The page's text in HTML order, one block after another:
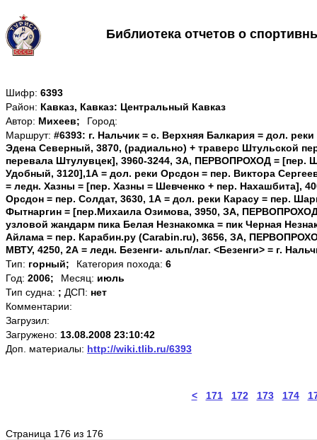
Библиотека отчетов о
Шифр: 6393
Район: Кавказ, Кавказ: Центральный Кавказ
Автор: Михеев;
Город:
Маршрут: #6393: г. Нальчик = с. Верхняя Балкария = дол.
Эдена Северный, 3870, (радиально) + траверс Штульской
перевала Штулувцек], 3960-3244, ЗА, ПЕРВОПРОХОД = [пер.
Удобный, 3120],1А = дол. реки Орсдон = пер. Виктора
= ледн. Хазны = [пер. Хазны = Шевченко + пер. Нахашбита],
Орсдон = пер. Солдат, 3630, 1А = дол. реки Карасу = пер.
Фытнаргин = [пер.Михаила Озимова, 3950, ЗА,
узловой жандарм пика Белая Незнакомка = пик Черная
Айлама = пер. Карабин.ру (Carabin.ru), 3656, ЗА,
МВТУ, 4250, 2А = ледн. Безенги- альп/лаг. <Безенги> = г.
Тип: горный; Категория похода: 6
Год: 2006; Месяц: июль
Тип судна: ; ДСП: нет
Комментарии:
Загрузил:
Загружено: 13.08.2008 23:10:42
Доп. материалы: http://wiki.tlib.ru/6393
< 171 172 173 174
Страница 176 из 176